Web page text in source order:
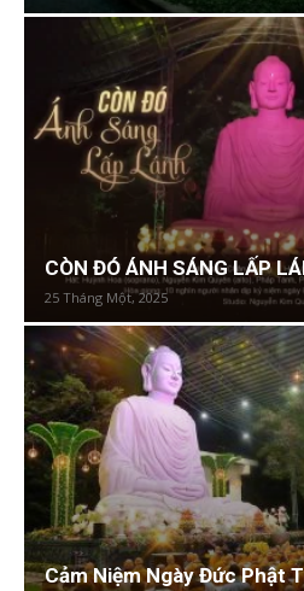
CÒN ĐÓ ÁNH SÁNG LẤP
25 Tháng Một, 2025
Cảm Niệm Ngày Đức Phật